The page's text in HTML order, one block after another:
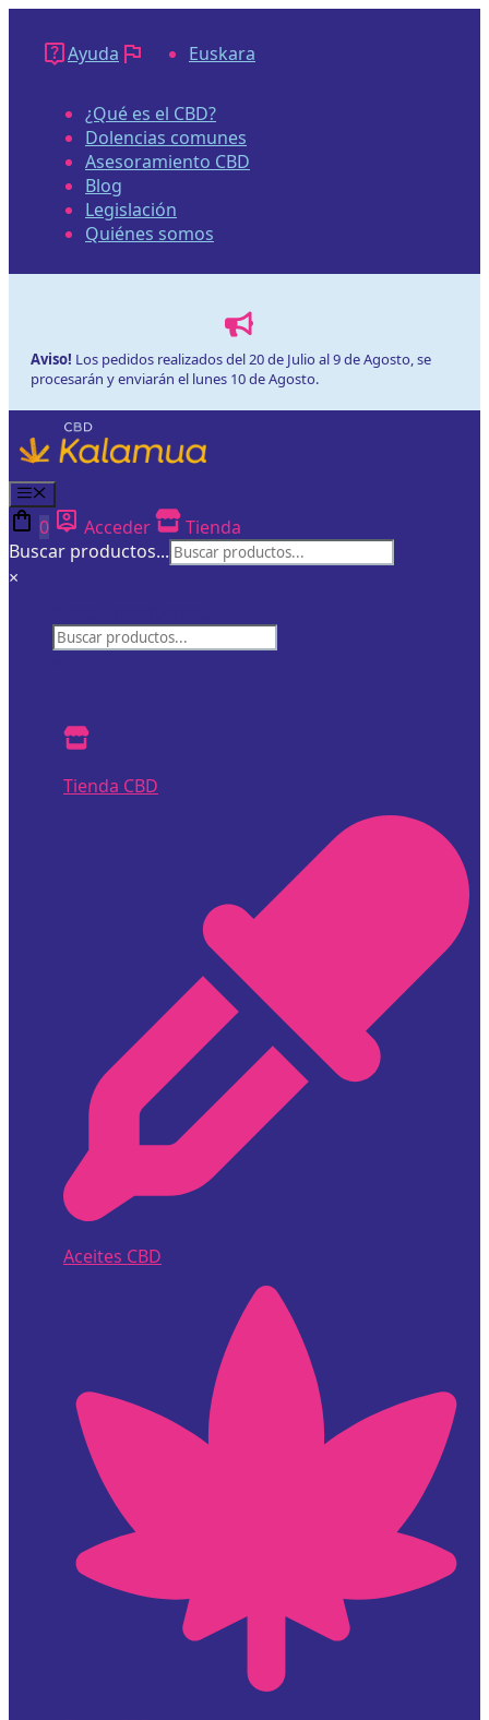
contenido
Ayuda Euskara
¿Qué es el CBD?
Dolencias comunes
Asesoramiento CBD
Blog
Legislación
Quiénes somos
Aviso! Los pedidos realizados del 20 de Julio al 9 de Agosto, se
procesarán y enviarán el lunes 10 de Agosto.
0 Acceder
Tienda
Buscar productos...
×
Tienda CBD
Aceites CBD